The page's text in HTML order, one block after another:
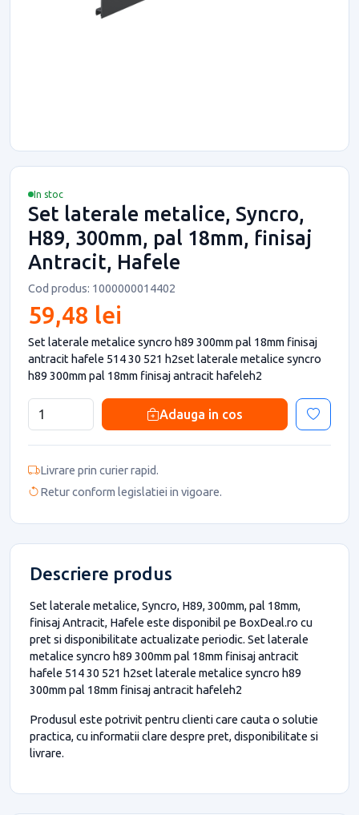
In stoc
Set laterale metalice, Syncro,
H89, 300mm, pal 18mm, finisaj
Antracit, Hafele
Cod produs: 1000000014402
59,48 lei
Set laterale metalice syncro h89 300mm pal 18mm finisaj
antracit hafele 514 30 521 h2set laterale metalice syncro
h89 300mm pal 18mm finisaj antracit hafeleh2
Adauga in cos
Livrare prin curier rapid.
Retur conform legislatiei in vigoare.
Descriere produs
Set laterale metalice, Syncro, H89, 300mm, pal 18mm,
finisaj Antracit, Hafele este disponibil pe BoxDeal.ro cu
pret si disponibilitate actualizate periodic. Set laterale
metalice syncro h89 300mm pal 18mm finisaj antracit
hafele 514 30 521 h2set laterale metalice syncro h89
300mm pal 18mm finisaj antracit hafeleh2
Produsul este potrivit pentru clienti care cauta o solutie
practica, cu informatii clare despre pret, disponibilitate si
livrare.